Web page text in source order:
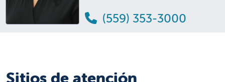
(559) 353-3000
Sitios de atención